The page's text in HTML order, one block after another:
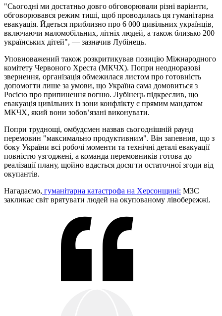
"Сьогодні ми достатньо довго обговорювали різні варіанти,
обговорювався режим тиші, щоб проводилась ця гуманітарна
евакуація. Йдеться приблизно про 6 000 цивільних українців,
включаючи маломобільних, літніх людей, а також близько 200
українських дітей", — зазначив Лубінець.
Уповноважений також розкритикував позицію Міжнародного
комітету Червоного Хреста (МКЧХ). Попри неодноразові
звернення, організація обмежилася листом про готовність
допомогти лише за умови, що Україна сама домовиться з
Росією про припинення вогню. Лубінець підкреслив, що
евакуація цивільних із зони конфлікту є прямим мандатом
МКЧХ, який вони зобов’язані виконувати.
Попри труднощі, омбудсмен назвав сьогоднішній раунд
перемовин "максимально продуктивним". Він запевнив, що з
боку України всі робочі моменти та технічні деталі евакуації
повністю узгоджені, а команда перемовників готова до
реалізації плану, щойно вдасться досягти остаточної згоди від
окупантів.
Нагадаємо, гуманітарна катастрофа на Херсонщині: МЗС
закликає світ врятувати людей на окупованому лівобережжі.